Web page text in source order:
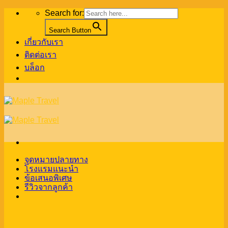
Skip
Search for:
Search Button
เกี่ยวกับเรา
ติดต่อเรา
บล็อก
จุดหมายปลายทาง
โรงแรมแนะนำ
ข้อเสนอพิเศษ
รีวิวจากลูกค้า